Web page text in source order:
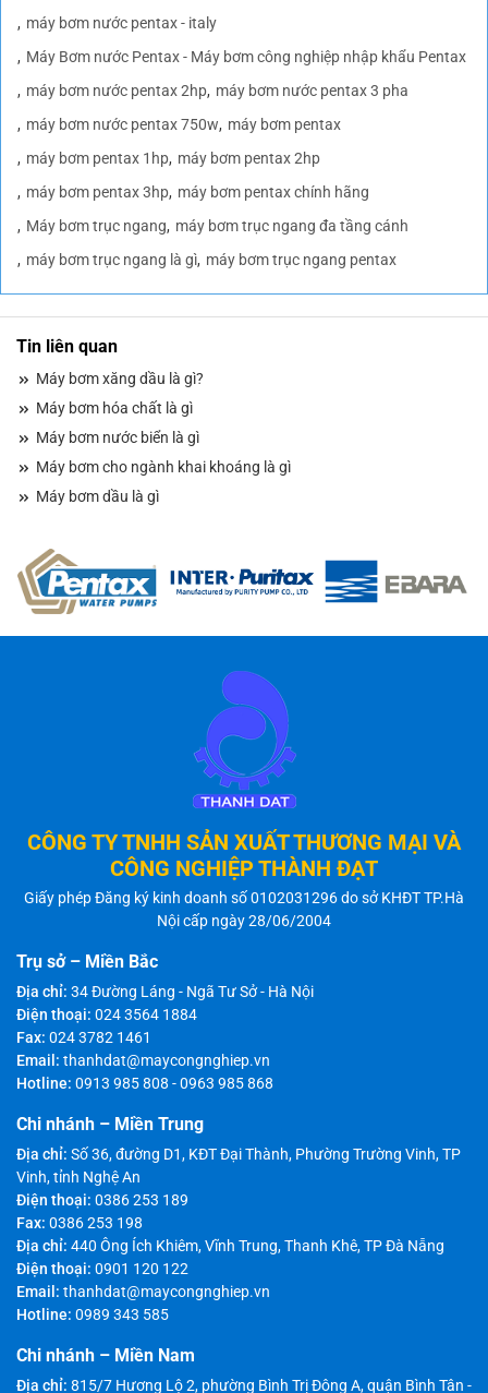
máy bơm nước pentax - italy
Máy Bơm nước Pentax - Máy bơm công nghiệp nhập khẩu Pentax
máy bơm nước pentax 2hp máy bơm nước pentax 3 pha
máy bơm nước pentax 750w
máy bơm pentax
máy bơm pentax 1hp máy bơm pentax 2hp
máy bơm pentax 3hp máy bơm pentax chính hãng
Máy bơm trục ngang
máy bơm trục ngang đa tầng cánh
máy bơm trục ngang là gì máy bơm trục ngang pentax
Tin liên quan
Máy bơm xăng dầu là gì?
Máy bơm hóa chất là gì
Máy bơm nước biển là gì
Máy bơm cho ngành khai khoáng là gì
Máy bơm dầu là gì
CÔNG TY TNHH SẢN XUẤT THƯƠNG MẠI VÀ
CÔNG NGHIỆP THÀNH ĐẠT
Giấy phép Đăng ký kinh doanh số 0102031296 do sở KHĐT TP.Hà
Nội cấp ngày 28/06/2004
Trụ sở – Miền Bắc
Địa chỉ: 34 Đường Láng - Ngã Tư Sở - Hà Nội
Điện thoại: 024 3564 1884
Fax: 024 3782 1461
Email: thanhdat@maycongnghiep.vn
Hotline: 0913 985 808 -0963 985 868
Chi nhánh – Miền Trung
Địa chỉ: Số 36, đường D1, KĐT Đại Thành, Phường Trường Vinh, TP
Vinh, tỉnh Nghệ An
Điện thoại: 0386 253 189
Fax: 0386 253 198
Địa chỉ: 440 Ông Ích Khiêm, Vĩnh Trung, Thanh Khê, TP Đà Nẵng
Điện thoại: 0901 120 122
Email: thanhdat@maycongnghiep.vn
Hotline: 0989 343 585
Chi nhánh – Miền Nam
Địa chỉ: 815/7 Hương Lộ 2, phường Bình Trị Đông A, quận Bình Tân -